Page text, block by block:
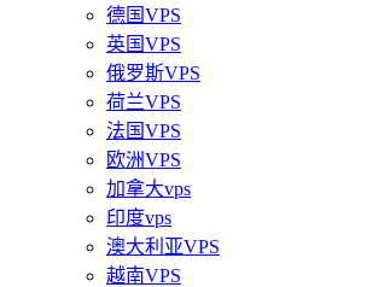
德国VPS
英国VPS
俄罗斯VPS
荷兰VPS
法国VPS
欧洲VPS
加拿大vps
印度vps
澳大利亚VPS
越南VPS